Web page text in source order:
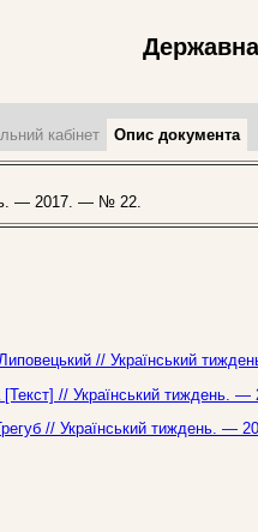
кабінет Опис документа
— 2017. — № 22.
Липовецький // Український
[Текст] // Український
Трегуб // Український тиждень.